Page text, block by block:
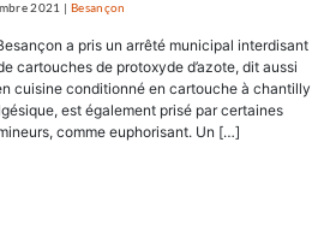
2021 | Besançon
a pris un arrêté municipal interdisant
cartouches de protoxyde d’azote, dit aussi
cuisine conditionné en cartouche à chantilly
est également prisé par certaines
comme euphorisant. Un […]